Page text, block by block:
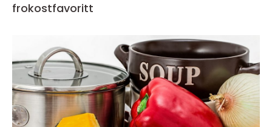
frokostfavoritt